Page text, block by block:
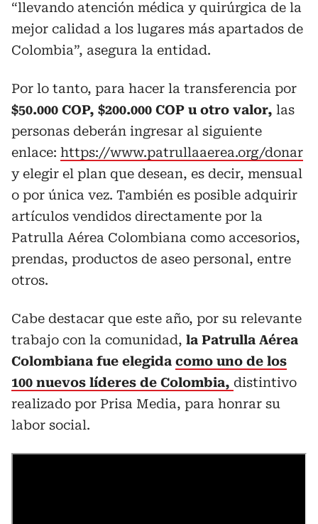
“llevando atención médica y quirúrgica de la
mejor calidad a los lugares más apartados de
Colombia”, asegura la entidad.
Por lo tanto, para hacer la transferencia por
$50.000 COP, $200.000 COP u otro valor, las
personas deberán ingresar al siguiente
enlace: https://www.patrullaaerea.org/donar
y elegir el plan que desean, es decir, mensual
o por única vez. También es posible adquirir
artículos vendidos directamente por la
Patrulla Aérea Colombiana como accesorios,
prendas, productos de aseo personal, entre
otros.
Cabe destacar que este año, por su relevante
trabajo con la comunidad, la Patrulla Aérea
Colombiana fue elegida como uno de los
100 nuevos líderes de Colombia, distintivo
realizado por Prisa Media, para honrar su
labor social.